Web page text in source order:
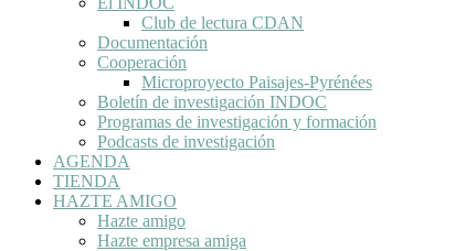
Club de lectura CDAN
Documentación
Cooperación
Microproyecto Paisajes-Pyrénées
Boletín de investigación INDOC
Programas de investigación y formación
Podcasts de investigación
AGENDA
TIENDA
HAZTE AMIGO
Hazte amigo
Hazte empresa amiga